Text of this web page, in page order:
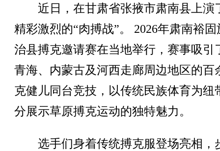
近日，在甘肃省张掖市肃南县上演
精彩激烈的“肉搏战”。 2026年肃南裕固
治县搏克邀请赛在当地举行，赛事吸引
青海、内蒙古及河西走廊周边地区的百
克健儿同台竞技，以传统民族体育为纽
分展示草原搏克运动的独特魅力。
选手们身着传统搏克服登场亮相，